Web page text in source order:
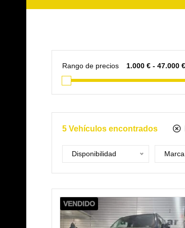
Rango de precios
5 Vehículos encontrados
Disponibilidad Marca
VENDIDO